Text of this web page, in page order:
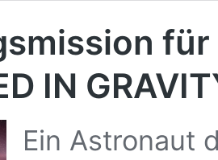
IN
Ein Astronaut